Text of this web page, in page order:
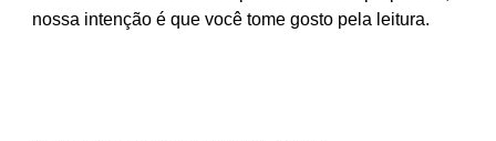
nossa intenção é que você tome gosto pela leitura.